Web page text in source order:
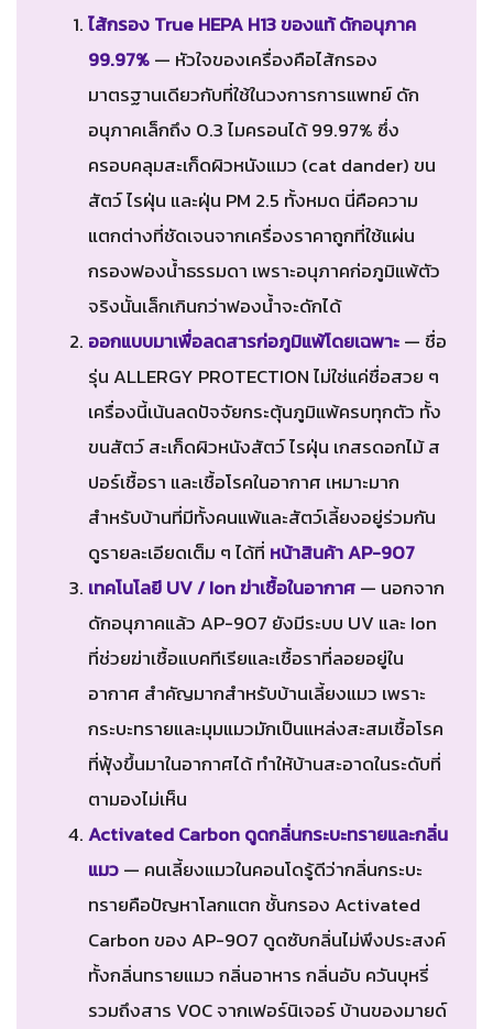
ไส้กรอง True HEPA H13 ของแท้ ดักอนุภาค
99.97%— หัวใจของเครื่องคือไส้กรอง
มาตรฐานเดียวกับที่ใช้ในวงการการแพทย์ ดัก
อนุภาคเล็กถึง 0.3 ไมครอนได้ 99.97% ซึ่ง
ครอบคลุมสะเก็ดผิวหนังแมว (cat dander) ขน
สัตว์ ไรฝุ่น และฝุ่น PM 2.5 ทั้งหมด นี่คือความ
แตกต่างที่ชัดเจนจากเครื่องราคาถูกที่ใช้แผ่น
กรองฟองน้ำธรรมดา เพราะอนุภาคก่อภูมิแพ้ตัว
จริงนั้นเล็กเกินกว่าฟองน้ำจะดักได้
ออกแบบมาเพื่อลดสารก่อภูมิแพ้โดยเฉพาะ— ชื่อ
รุ่น ALLERGY PROTECTION ไม่ใช่แค่ชื่อสวย ๆ
เครื่องนี้เน้นลดปัจจัยกระตุ้นภูมิแพ้ครบทุกตัว ทั้ง
ขนสัตว์ สะเก็ดผิวหนังสัตว์ ไรฝุ่น เกสรดอกไม้ ส
ปอร์เชื้อรา และเชื้อโรคในอากาศ เหมาะมาก
สำหรับบ้านที่มีทั้งคนแพ้และสัตว์เลี้ยงอยู่ร่วมกัน
ดูรายละเอียดเต็ม ๆ ได้ที่ หน้าสินค้า AP-907
เทคโนโลยี UV / Ion ฆ่าเชื้อในอากาศ— นอกจาก
ดักอนุภาคแล้ว AP-907 ยังมีระบบ UV และ Ion
ที่ช่วยฆ่าเชื้อแบคทีเรียและเชื้อราที่ลอยอยู่ใน
อากาศ สำคัญมากสำหรับบ้านเลี้ยงแมว เพราะ
กระบะทรายและมุมแมวมักเป็นแหล่งสะสมเชื้อโรค
ที่ฟุ้งขึ้นมาในอากาศได้ ทำให้บ้านสะอาดในระดับที่
ตามองไม่เห็น
Activated Carbon ดูดกลิ่นกระบะทรายและกลิ่น
แมว— คนเลี้ยงแมวในคอนโดรู้ดีว่ากลิ่นกระบะ
ทรายคือปัญหาโลกแตก ชั้นกรอง Activated
Carbon ของ AP-907 ดูดซับกลิ่นไม่พึงประสงค์
ทั้งกลิ่นทรายแมว กลิ่นอาหาร กลิ่นอับ ควันบุหรี่
รวมถึงสาร VOC จากเฟอร์นิเจอร์ บ้านของมายด์